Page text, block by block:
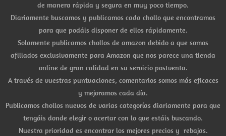
de manera rápida y segura en muy poco tiempo.
Diariamente buscamos y publicamos cada chollo que encontramos
para que podáis disponer de ellos rápidamente.
Solamente publicamos chollos de amazon debido a que somos
afiliados exclusivamente para Amazon que nos parece una tienda
online de gran calidad en su servicio postventa.
A través de vuestras puntuaciones, comentarios somos más eficaces
y mejoramos cada día.
Publicamos chollos nuevos de varias categorías diariamente para que
tengáis donde elegir o acertar con lo que estáis buscando.
Nuestra prioridad es encontrar los mejores precios y rebajas.